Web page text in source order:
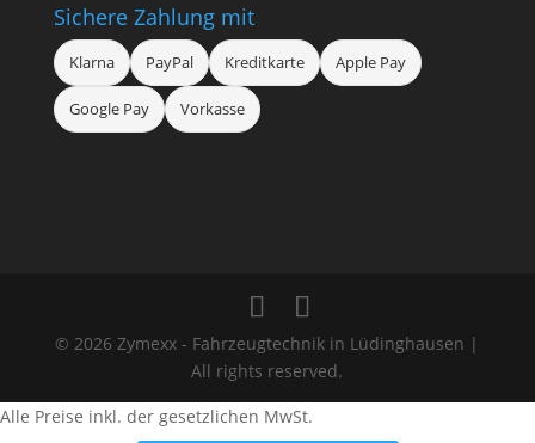
Sichere Zahlung mit
Klarna PayPal Kreditkarte Apple Pay
Google Pay Vorkasse
© 2026 Zymexx - Fahrzeugtechnik in Lüdinghausen |
All rights reserved.
Alle Preise inkl. der gesetzlichen MwSt.